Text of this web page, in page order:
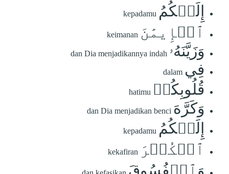
إِلَيۡكُمُ kepadamu
ٱلۡإِيمَٰنَ keimanan
وَزَيَّنَهُۥ dan Dia menjadikannya indah
فِي dalam
قُلُوبِكُمۡ hatimu
وَكَرَّهَ dan Dia menjadikan benci
إِلَيۡكُمُ kepadamu
ٱلۡكُفۡرَ kekafiran
وَٱلۡفُسُوقَ